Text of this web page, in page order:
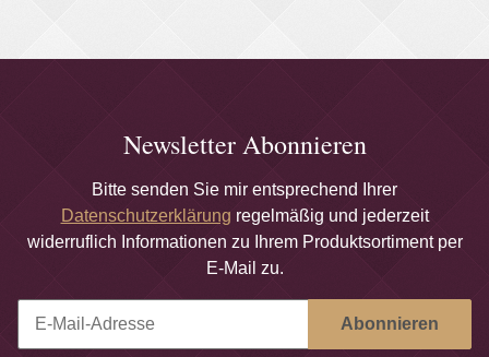
Newsletter Abonnieren
Bitte senden Sie mir entsprechend Ihrer
Datenschutzerklärung regelmäßig und jederzeit
widerruflich Informationen zu Ihrem Produktsortiment per
E-Mail zu.
Abonnieren